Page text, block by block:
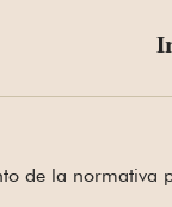
de la normativa